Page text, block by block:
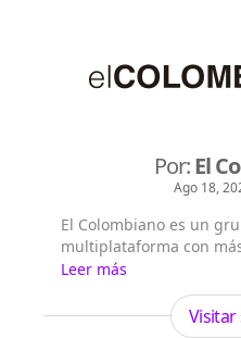
Por:El
Ago 18,
El Colombiano es un
multiplataforma con
existencia. Nació en la
Antioquia. Fundado el
Francisco de Paula
la investigación y
Leer más
Visitar